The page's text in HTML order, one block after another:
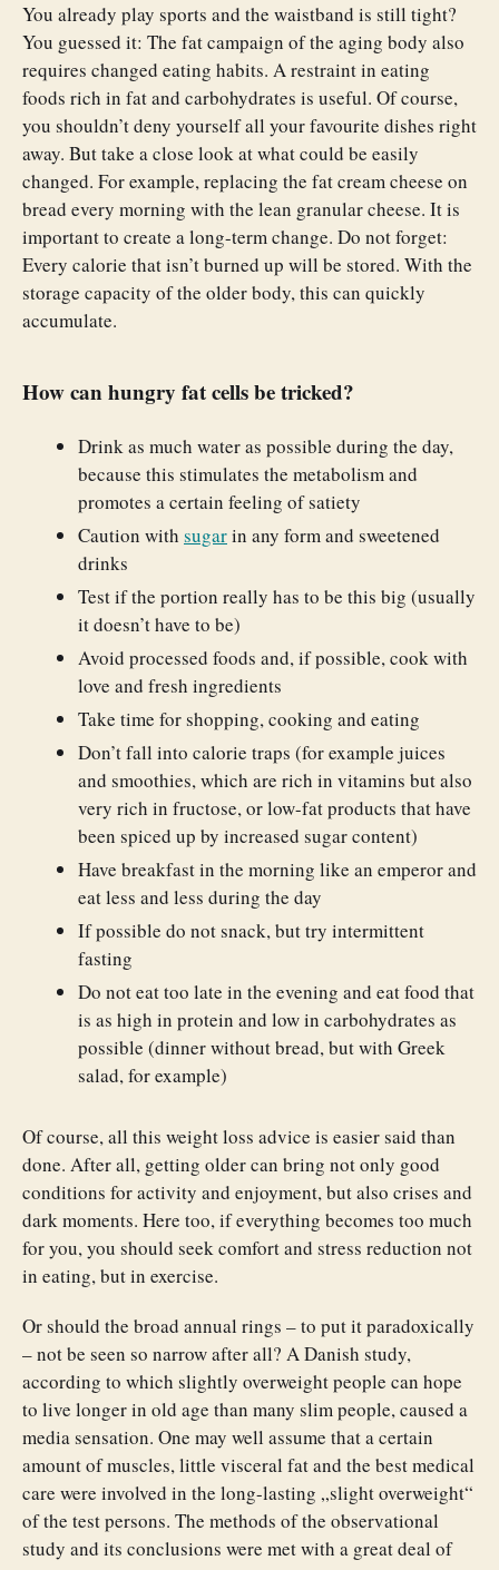
You already play sports and the waistband is still tight?
You guessed it: The fat campaign of the aging body also
requires changed eating habits. A restraint in eating
foods rich in fat and carbohydrates is useful. Of course,
you shouldn’t deny yourself all your favourite dishes right
away. But take a close look at what could be easily
changed. For example, replacing the fat cream cheese on
bread every morning with the lean granular cheese. It is
important to create a long-term change. Do not forget:
Every calorie that isn’t burned up will be stored. With the
storage capacity of the older body, this can quickly
accumulate.
How can hungry fat cells be tricked?
Drink as much water as possible during the day,
because this stimulates the metabolism and
promotes a certain feeling of satiety
Caution with sugarin any form and sweetened
drinks
Test if the portion really has to be this big (usually
it doesn’t have to be)
Avoid processed foods and, if possible, cook with
love and fresh ingredients
Take time for shopping, cooking and eating
Don’t fall into calorie traps (for example juices
and smoothies, which are rich in vitamins but also
very rich in fructose, or low-fat products that have
been spiced up by increased sugar content)
Have breakfast in the morning like an emperor and
eat less and less during the day
If possible do not snack, but try intermittent
fasting
Do not eat too late in the evening and eat food that
is as high in protein and low in carbohydrates as
possible (dinner without bread, but with Greek
salad, for example)
Of course, all this weight loss advice is easier said than
done. After all, getting older can bring not only good
conditions for activity and enjoyment, but also crises and
dark moments. Here too, if everything becomes too much
for you, you should seek comfort and stress reduction not
in eating, but in exercise.
Or should the broad annual rings – to put it paradoxically
– not be seen so narrow after all? A Danish study,
according to which slightly overweight people can hope
to live longer in old age than many slim people, caused a
media sensation. One may well assume that a certain
amount of muscles, little visceral fat and the best medical
care were involved in the long-lasting „slight overweight“
of the test persons. The methods of the observational
study and its conclusions were met with a great deal of